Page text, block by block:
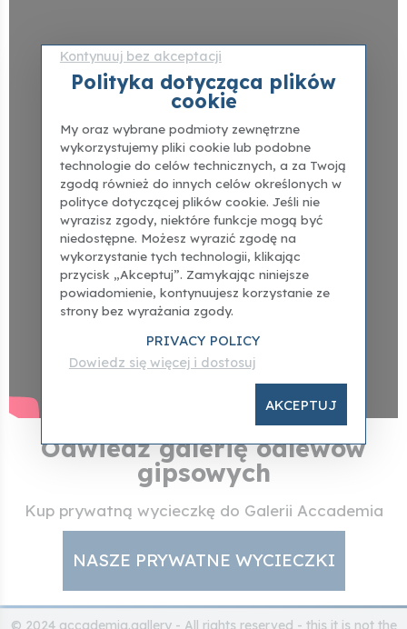
Odwiedź galerię odlewów
gipsowych
Kup prywatną wycieczkę do Galerii Accademia
NASZE PRYWATNE WYCIECZKI
© 2024 accademia.gallery - All rights reserved - this it is not the
Kontynuuj bez akceptacji
Polityka dotycząca plików
cookie
My oraz wybrane podmioty zewnętrzne
wykorzystujemy pliki cookie lub podobne
technologie do celów technicznych, a za Twoją
zgodą również do innych celów określonych w
polityce dotyczącej plików cookie. Jeśli nie
wyrazisz zgody, niektóre funkcje mogą być
niedostępne. Możesz wyrazić zgodę na
wykorzystanie tych technologii, klikając
przycisk „Akceptuj”. Zamykając niniejsze
powiadomienie, kontynuujesz korzystanie ze
strony bez wyrażania zgody.
PRIVACY POLICY
Dowiedz się więcej i dostosuj
AKCEPTUJ